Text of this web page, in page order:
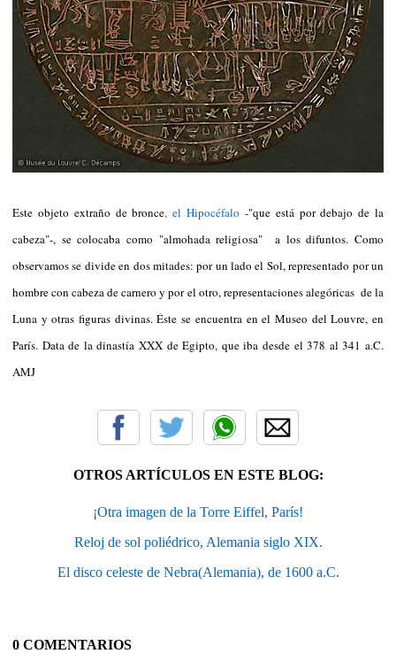
Este objeto extraño de bronce, el Hipocéfalo -"que está por debajo de la
cabeza"-, se colocaba como "almohada religiosa" a los difuntos. Como
observamos se divide en dos mitades: por un lado el Sol, representado por un
hombre con cabeza de carnero y por el otro, representaciones alegóricas de la
Luna y otras figuras divinas. Éste se encuentra en el Museo del Louvre, en
París. Data de la dinastía XXX de Egipto, que iba desde el 378 al 341 a.C.
AMJ
OTROS ARTÍCULOS EN ESTE BLOG:
¡Otra imagen de la Torre Eiffel, París!
Reloj de sol poliédrico, Alemania siglo XIX.
El disco celeste de Nebra(Alemania), de 1600 a.C.
0 COMENTARIOS